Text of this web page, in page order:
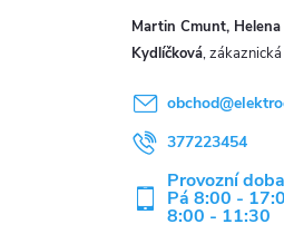
Martin Cmunt, Helena
Kydlíčková
obchod@
377223454
Provozní
Pá 8:00 -
8:00 - 11:30